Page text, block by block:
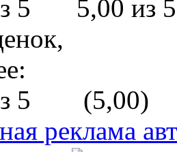
(5,00)
реклама